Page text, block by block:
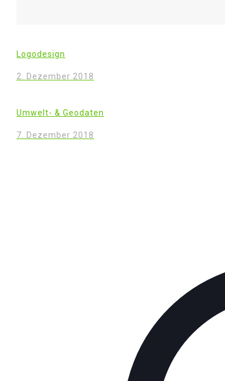
Logodesign
2. Dezember 2018
Umwelt- & Geodaten
7. Dezember 2018